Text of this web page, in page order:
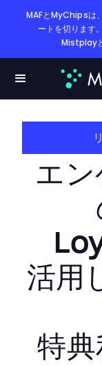
MAFとMyChipsは
ートを切ります
Mistplay
エ
活用
特